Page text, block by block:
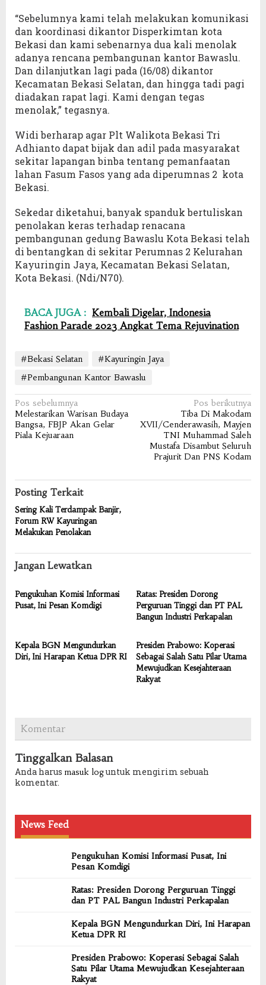
“Sebelumnya kami telah melakukan komunikasi
dan koordinasi dikantor Disperkimtan kota
Bekasi dan kami sebenarnya dua kali menolak
adanya rencana pembangunan kantor Bawaslu.
Dan dilanjutkan lagi pada (16/08) dikantor
Kecamatan Bekasi Selatan, dan hingga tadi pagi
diadakan rapat lagi. Kami dengan tegas
menolak,” tegasnya.
Widi berharap agar Plt Walikota Bekasi Tri
Adhianto dapat bijak dan adil pada masyarakat
sekitar lapangan binba tentang pemanfaatan
lahan Fasum Fasos yang ada diperumnas 2 kota
Bekasi.
Sekedar diketahui, banyak spanduk bertuliskan
penolakan keras terhadap renacana
pembangunan gedung Bawaslu Kota Bekasi telah
di bentangkan di sekitar Perumnas 2 Kelurahan
Kayuringin Jaya, Kecamatan Bekasi Selatan,
Kota Bekasi. (Ndi/N70).
BACA JUGA : Kembali Digelar, Indonesia
Fashion Parade 2023 Angkat Tema Rejuvination
#Bekasi Selatan
#Kayuringin Jaya
#Pembangunan Kantor Bawaslu
Navigasi
pos
Pos sebelumnya
Melestarikan Warisan Budaya
Bangsa, FBJP Akan Gelar
Piala Kejuaraan
Pos berikutnya
Tiba Di Makodam
XVII/Cenderawasih, Mayjen
TNI Muhammad Saleh
Mustafa Disambut Seluruh
Prajurit Dan PNS Kodam
Posting Terkait
Sering Kali Terdampak Banjir,
Forum RW Kayuringan
Melakukan Penolakan
Jangan Lewatkan
Pengukuhan Komisi Informasi
Pusat, Ini Pesan Komdigi
Ratas: Presiden Dorong
Perguruan Tinggi dan PT PAL
Bangun Industri Perkapalan
Kepala BGN Mengundurkan
Diri, Ini Harapan Ketua DPR RI
Presiden Prabowo: Koperasi
Sebagai Salah Satu Pilar Utama
Mewujudkan Kesejahteraan
Rakyat
Komentar
Tinggalkan Balasan
Anda harus masuk loguntuk mengirim sebuah
komentar.
News Feed
Pengukuhan Komisi Informasi Pusat, Ini
Pesan Komdigi
Ratas: Presiden Dorong Perguruan Tinggi
dan PT PAL Bangun Industri Perkapalan
Kepala BGN Mengundurkan Diri, Ini Harapan
Ketua DPR RI
Presiden Prabowo: Koperasi Sebagai Salah
Satu Pilar Utama Mewujudkan Kesejahteraan
Rakyat